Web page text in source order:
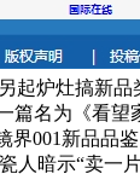
炉灶搞新
名为《看
001新品
暗示“卖